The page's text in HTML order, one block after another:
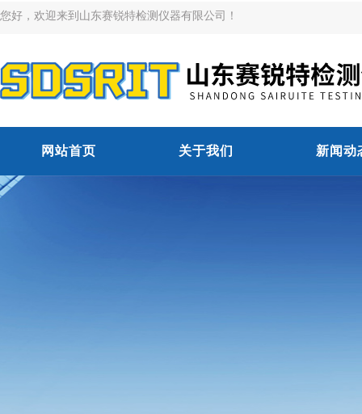
您好，欢迎来到山东赛锐特检测仪器有限公司！
网站首页 关于我们 新闻动